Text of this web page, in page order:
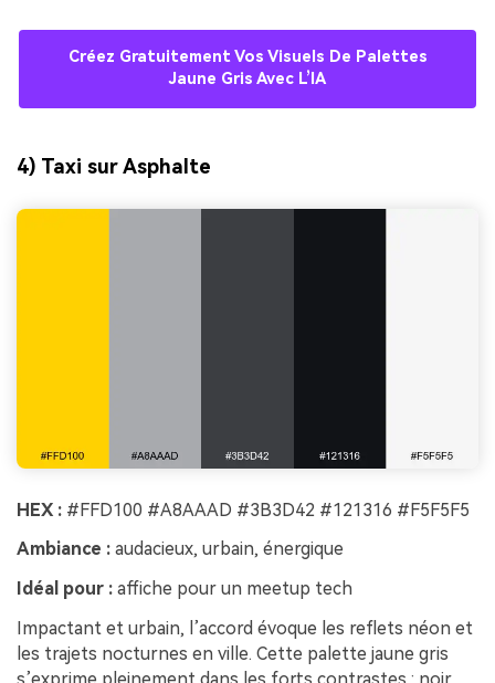
Créez Gratuitement Vos Visuels De Palettes
Jaune Gris Avec L’IA
4) Taxi sur Asphalte
HEX : #FFD100 #A8AAAD #3B3D42 #121316 #F5F5F5
Ambiance : audacieux, urbain, énergique
Idéal pour : affiche pour un meetup tech
Impactant et urbain, l’accord évoque les reflets néon et
les trajets nocturnes en ville. Cette palette jaune gris